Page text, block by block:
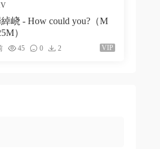
峣 - How could you?（M
）
45 0 2 VIP